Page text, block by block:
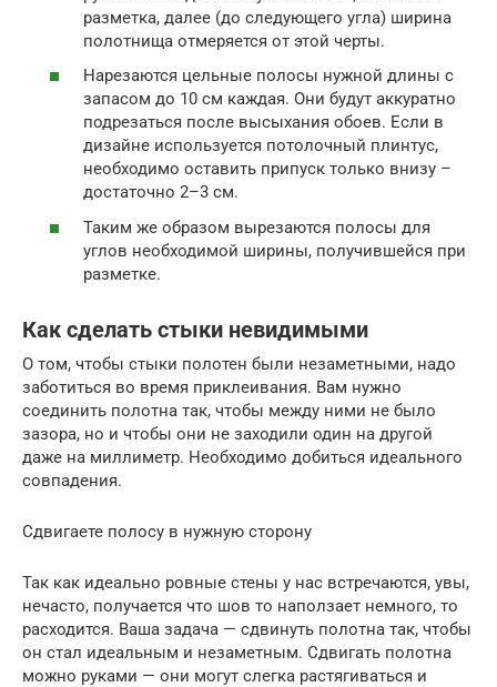
разметка, далее (до следующего угла) ширина
полотнища отмеряется от этой черты.
Нарезаются цельные полосы нужной длины с
запасом до 10 см каждая. Они будут аккуратно
подрезаться после высыхания обоев. Если в
дизайне используется потолочный плинтус,
необходимо оставить припуск только внизу –
достаточно 2–3 см.
Таким же образом вырезаются полосы для
углов необходимой ширины, получившейся при
разметке.
Как сделать стыки невидимыми
О том, чтобы стыки полотен были незаметными, надо
заботиться во время приклеивания. Вам нужно
соединить полотна так, чтобы между ними не было
зазора, но и чтобы они не заходили один на другой
даже на миллиметр. Необходимо добиться идеального
совпадения.
Сдвигаете полосу в нужную сторону
Так как идеально ровные стены у нас встречаются, увы,
нечасто, получается что шов то наползает немного, то
расходится. Ваша задача — сдвинуть полотна так, чтобы
он стал идеальным и незаметным. Сдвигать полотна
можно руками — они могут слегка растягиваться и